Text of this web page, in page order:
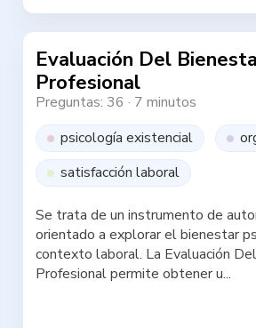
Evaluación Del
Profesional
Preguntas: 36 · 7 minutos
psicología existencial
satisfacción laboral
Se trata de un instrumento de
orientado a explorar el bienestar
contexto laboral. La Evaluación
Profesional permite obtener u...